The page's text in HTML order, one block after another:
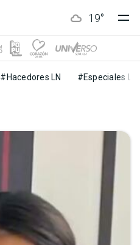
19°
#Hacedores LN #Especiales LN